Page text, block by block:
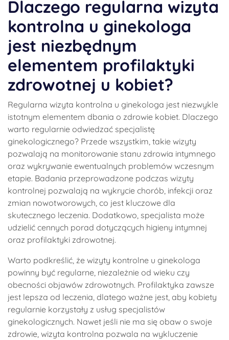
Dlaczego regularna wizyta
kontrolna u ginekologa
jest niezbędnym
elementem profilaktyki
zdrowotnej u kobiet?
Regularna wizyta kontrolna u ginekologa jest niezwykle
istotnym elementem dbania o zdrowie kobiet. Dlaczego
warto regularnie odwiedzać specjalistę
ginekologicznego? Przede wszystkim, takie wizyty
pozwalają na monitorowanie stanu zdrowia intymnego
oraz wykrywanie ewentualnych problemów wczesnym
etapie. Badania przeprowadzone podczas wizyty
kontrolnej pozwalają na wykrycie chorób, infekcji oraz
zmian nowotworowych, co jest kluczowe dla
skutecznego leczenia. Dodatkowo, specjalista może
udzielić cennych porad dotyczących higieny intymnej
oraz profilaktyki zdrowotnej.
Warto podkreślić, że wizyty kontrolne u ginekologa
powinny być regularne, niezależnie od wieku czy
obecności objawów zdrowotnych. Profilaktyka zawsze
jest lepsza od leczenia, dlatego ważne jest, aby kobiety
regularnie korzystały z usług specjalistów
ginekologicznych. Nawet jeśli nie ma się obaw o swoje
zdrowie, wizyta kontrolna pozwala na wykluczenie